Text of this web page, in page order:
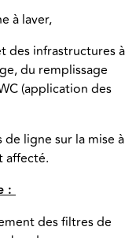
à laver,
infrastructures à
du remplissage
(application des
ligne sur la mise à
affecté.
:
des filtres de